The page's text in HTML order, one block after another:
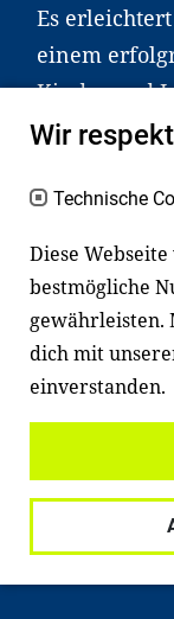
Es
einem
Kinder und
haben aber
an Familien
mit
und anderen
Wir
Technische
Diese
bestmögliche
gewährleisten.
dich mit
einverstanden.